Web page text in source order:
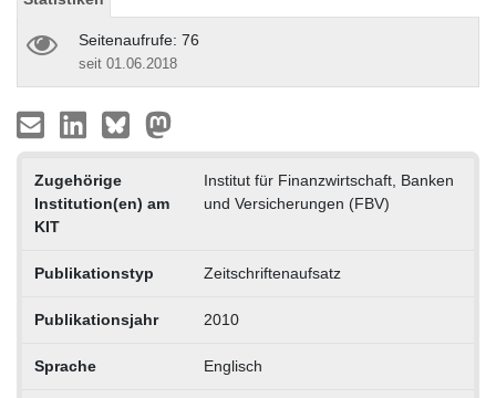
Seitenaufrufe: 76
seit 01.06.2018
Zugehörige
Institution(en) am
KIT
Institut für Finanzwirtschaft, Banken
und Versicherungen (FBV)
Publikationstyp Zeitschriftenaufsatz
Publikationsjahr 2010
Sprache Englisch